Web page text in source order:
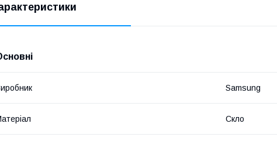
Samsung
Скло